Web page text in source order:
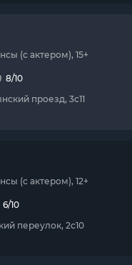
(с актером), 15+
8/10
проезд, 3с11
(с актером), 12+
6/10
переулок, 2с10